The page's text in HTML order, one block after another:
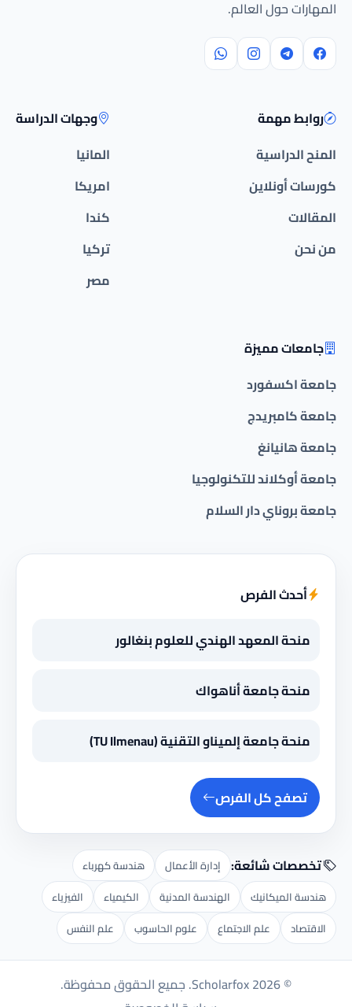
المهارات حول العالم.
روابط مهمة
المنح الدراسية
كورسات أونلاين
المقالات
من نحن
وجهات الدراسة
المانيا
امريكا
كندا
تركيا
مصر
جامعات مميزة
جامعة اكسفورد
جامعة كامبريدج
جامعة هانيانغ
جامعة أوكلاند للتكنولوجيا
جامعة بروناي دار السلام
أحدث الفرص
منحة المعهد الهندي للعلوم بنغالور
منحة جامعة أناهواك
منحة جامعة إلميناو التقنية (TU Ilmenau)
تصفح كل الفرص
تخصصات شائعة: إدارة الأعمال
هندسة كهرباء
هندسة الميكانيك
الهندسة المدنية الكيمياء
الفيزياء
الاقتصاد
علم الاجتماع علوم الحاسوب علم النفس
© 2026 Scholarfox. جميع الحقوق محفوظة.